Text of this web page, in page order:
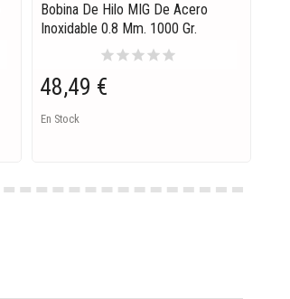
Bobina De Hilo MIG De Acero
Inoxidable 0.8 Mm. 1000 Gr.
starstarstarstarstar
48,49 €
En Stock